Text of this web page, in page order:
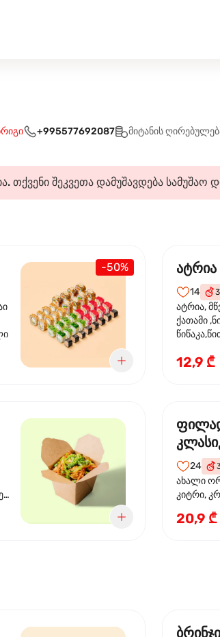
+995577692087 მიტანის
თქვენი შეკვეთა დამუშავდება სამუშაო
-50%
14 3
ატრია,
ქათამი
სოუსი,
12,9 ₾
24
ახალი
კიტრი,
20,9 ₾